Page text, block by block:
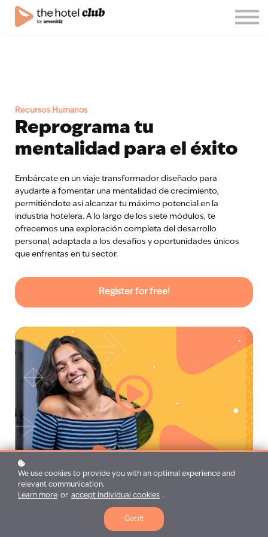
Recursos Humanos
Reprograma tu
mentalidad para el éxito
Embárcate en un viaje transformador diseñado para
ayudarte a fomentar una mentalidad de crecimiento,
permitiéndote así alcanzar tu máximo potencial en la
industria hotelera. A lo largo de los siete módulos, te
ofrecemos una exploración completa del desarrollo
personal, adaptada a los desafíos y oportunidades únicos
que enfrentas en tu sector.
Register for free!
We use cookies to provide you with an optimal experience and
relevant communication.
Learn more or accept individual cookies .
Got it!